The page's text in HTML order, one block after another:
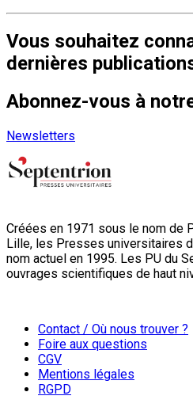
Vous souhaitez
dernières
Abonnez-vous à
Newsletters
Créées en 1971 sous le nom de
Lille, les Presses universitaires
nom actuel en 1995. Les PU du
ouvrages scientifiques de haut
Contact / Où nous trouver ?
Foire aux questions
CGV
Mentions légales
RGPD